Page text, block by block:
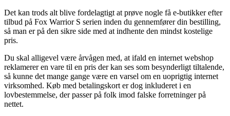
Det kan trods alt blive fordelagtigt at prøve nogle få e-butikker efter
tilbud på Fox Warrior S serien inden du gennemfører din bestilling,
så man er på den sikre side med at indhente den mindst kostelige
pris.
Du skal alligevel være årvågen med, at ifald en internet webshop
reklamerer en vare til en pris der kan ses som besynderligt tiltalende,
så kunne det mange gange være en varsel om en uoprigtig internet
virksomhed. Køb med betalingskort er dog inkluderet i en
lovbestemmelse, der passer på folk imod falske forretninger på
nettet.